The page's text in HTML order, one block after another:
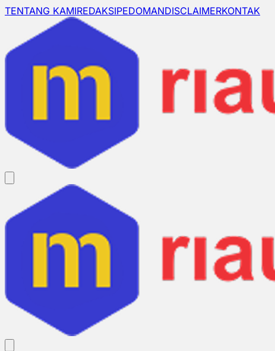
TENTANG KAMIREDAKSIPEDOMANDISCLAIMERKONTAK